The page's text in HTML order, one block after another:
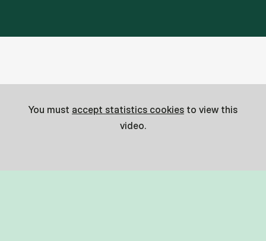
You must accept statistics cookies to view this
video.